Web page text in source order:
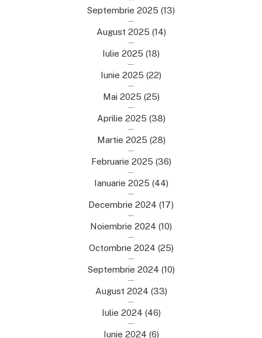
Septembrie 2025 (13)
August 2025 (14)
Iulie 2025 (18)
Iunie 2025 (22)
Mai 2025 (25)
Aprilie 2025 (38)
Martie 2025 (28)
Februarie 2025 (36)
Ianuarie 2025 (44)
Decembrie 2024 (17)
Noiembrie 2024 (10)
Octombrie 2024 (25)
Septembrie 2024 (10)
August 2024 (33)
Iulie 2024 (46)
Iunie 2024 (6)